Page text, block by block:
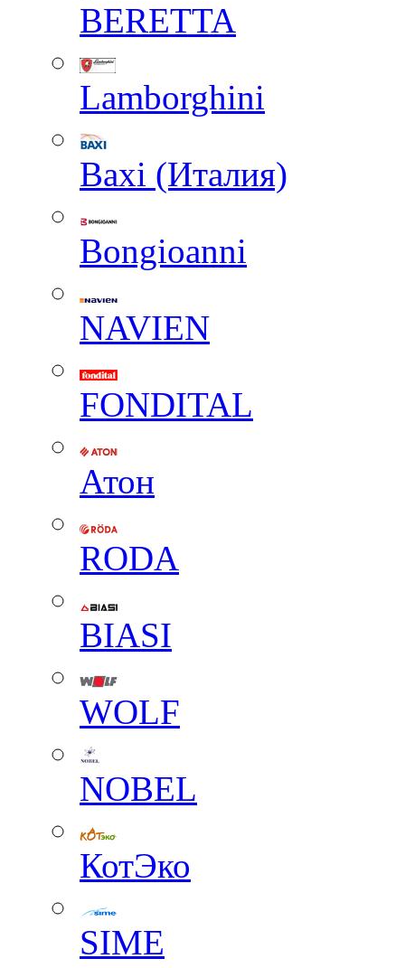
BERETTA
Lamborghini
Baxi (Италия)
Вongioanni
NAVIEN
FONDITAL
Атон
RODA
BIASI
WOLF
NOBEL
КотЭко
SIME